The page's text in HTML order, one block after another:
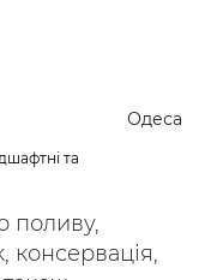
Одеса
та
поливу,
консервація,